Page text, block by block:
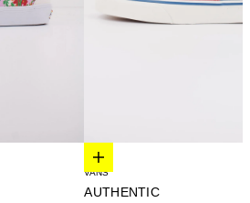
Elige opciones
VANS
AUTHENTIC